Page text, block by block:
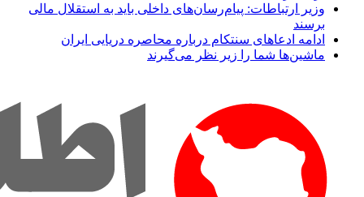
وزیر ارتباطات: پیام‌رسان‌های داخلی باید به استقلال مالی
برسند
ادامه ادعاهای سنتکام درباره محاصره دریایی ایران
ماشین‌ها شما را زیر نظر می‌گیرند